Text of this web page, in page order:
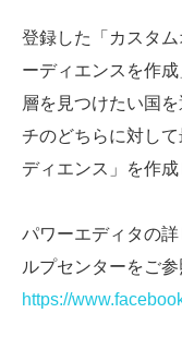
登録した「カスタ
ーディエンスを作
層を見つけたい国
チのどちらに対し
ディエンス」を作成
パワーエディタの
ルプセンターをご参
https://